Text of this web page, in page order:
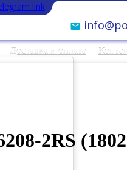
Доставка и оплата
2RS